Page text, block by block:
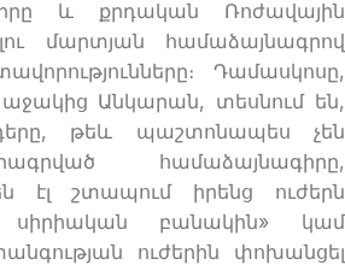
և քրդական Ռոժավային
մարտյան համաձայնագրով
Դամասկոսը,
Անկարան, տեսնում են,
թեև պաշտոնապես չեն
համաձայնագիրը,
էլ շտապում իրենց ուժերն
սիրիական բանակին» կամ
ուժերին փոխանցել